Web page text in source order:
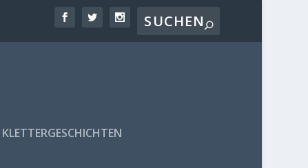
KLETTERGESCHICHTEN